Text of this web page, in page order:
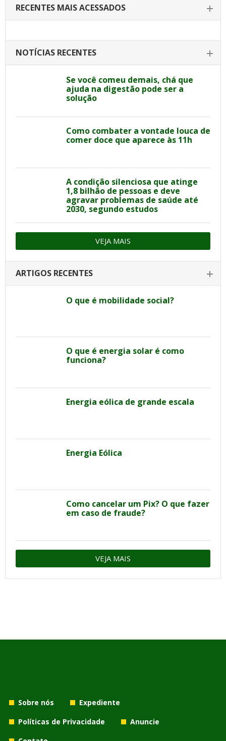
RECENTES MAIS ACESSADOS
NOTÍCIAS RECENTES
Se você comeu demais, chá que
ajuda na digestão pode ser a
solução
Como combater a vontade louca de
comer doce que aparece às 11h
A condição silenciosa que atinge
1,8 bilhão de pessoas e deve
agravar problemas de saúde até
2030, segundo estudos
VEJA MAIS
ARTIGOS RECENTES
O que é mobilidade social?
O que é energia solar é como
funciona?
Energia eólica de grande escala
Energia Eólica
Como cancelar um Pix? O que fazer
em caso de fraude?
VEJA MAIS
Sobre nós
Expediente
Políticas de Privacidade
Anuncie